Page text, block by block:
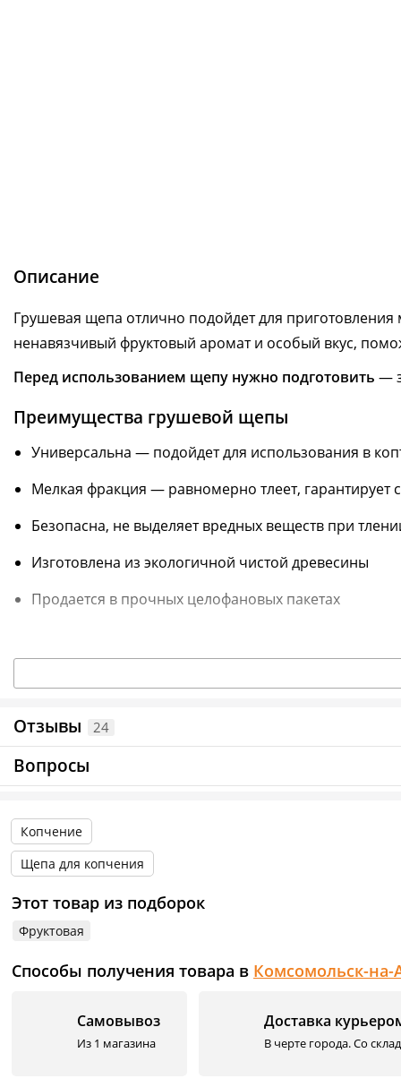
Описание
Грушевая щепа отлично подойдет для
ненавязчивый фруктовый аромат и особый вкус,
Перед использованием щепу нужно подготовить —
Преимущества грушевой щепы
Универсальна — подойдет для использования в
Мелкая фракция — равномерно тлеет, гарантирует
Безопасна, не выделяет вредных веществ при
Изготовлена из экологичной чистой древесины
Продается в прочных целофановых пакетах
Информация о технических характеристиках, комплектации и
Отзывы 24
Вопросы
Копчение
Щепа для копчения
Этот товар из подборок
Фруктовая
Способы получения товара в Комсомольск-на-
Самовывоз
Из 1 магазина
Доставка
В черте города. Со